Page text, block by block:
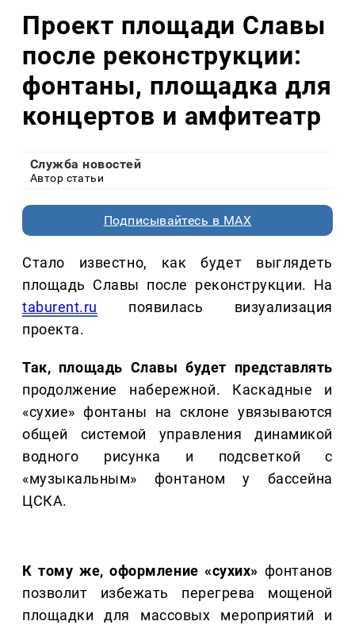
Проект площади Славы
после реконструкции:
фонтаны, площадка для
концертов и амфитеатр
Служба новостей
Автор статьи
Подписывайтесь в MAX
Стало известно, как будет выглядеть
площадь Славы после реконструкции. На
taburent.ru появилась визуализация
проекта.
Так, площадь Славы будет представлять
продолжение набережной. Каскадные и
«сухие» фонтаны на склоне увязываются
общей системой управления динамикой
водного рисунка и подсветкой с
«музыкальным» фонтаном у бассейна
ЦСКА.
К тому же, оформление «сухих» фонтанов
позволит избежать перегрева мощеной
площадки для массовых мероприятий и